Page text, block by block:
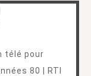
télé pour
80 | RTI